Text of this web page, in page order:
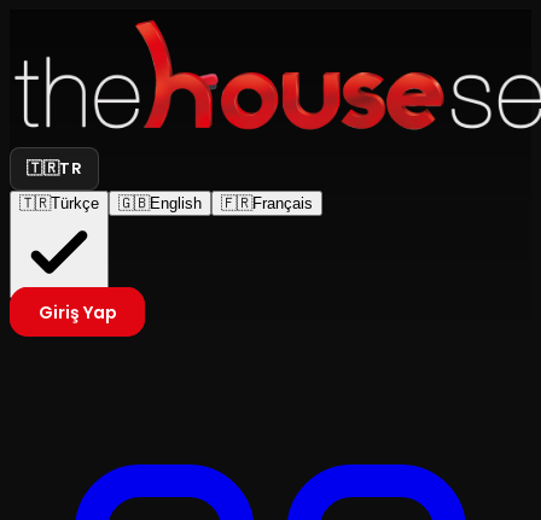
🇹🇷TR
🇹🇷Türkçe 🇬🇧English 🇫🇷Français
Giriş Yap